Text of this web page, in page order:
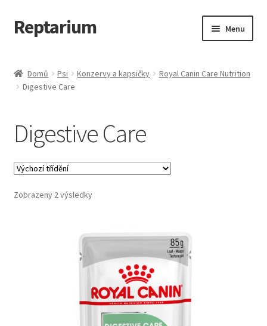
Přeskočit
na
Přejít
k
webu
Reptarium Menu
Košík
Můj účet
Concept for Life pro kočky — Krmivo pro každou životní
Domů Psi Konzervy a kapsičky
Royal Canin Care Nutrition
Digestive Care
Digestive Care
Zobrazeny 2 výsledky